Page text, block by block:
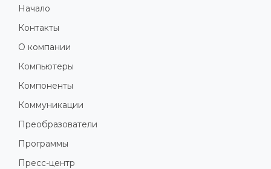
Начало
Контакты
О компании
Компьютеры
Компоненты
Коммуникации
Преобразователи
Программы
Пресс-центр